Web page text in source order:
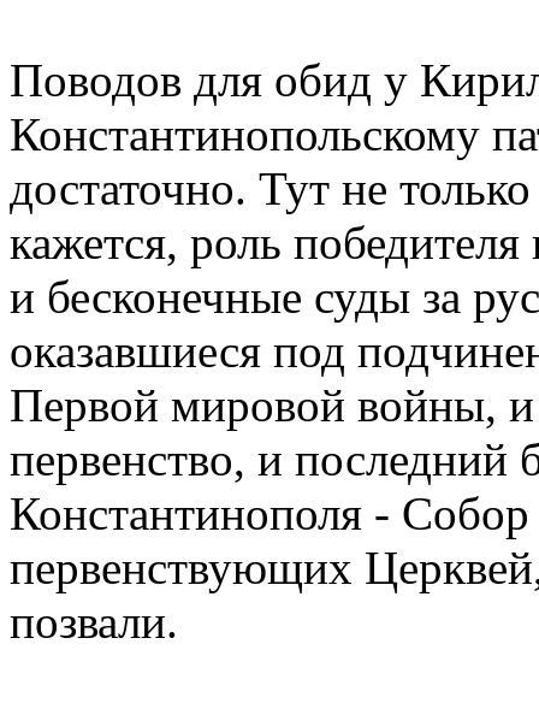
Поводов для обид у
Константинопольскому
достаточно. Тут не
кажется, роль
и бесконечные суды за
оказавшиеся под
Первой мировой войны, и
первенство, и
Константинополя - Собор
первенствующих
позвали.